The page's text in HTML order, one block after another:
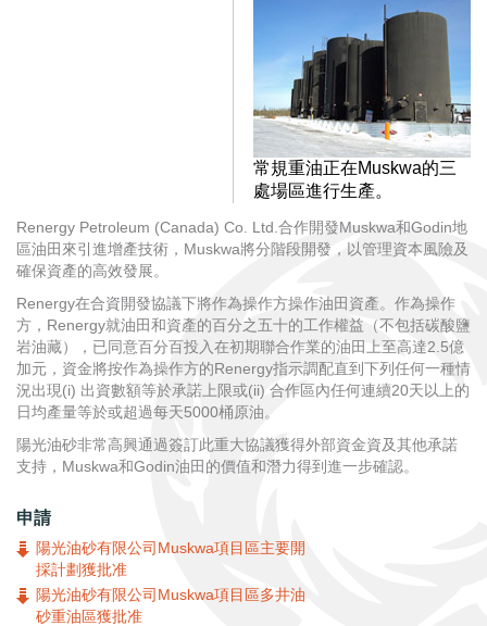
常規重油正在Muskwa的三
處場區進行生產。
Renergy Petroleum (Canada) Co. Ltd.合作開發Muskwa和Godin地
區油田來引進增產技術，Muskwa將分階段開發，以管理資本風險及
確保資產的高效發展。
Renergy在合資開發協議下將作為操作方操作油田資產。作為操作
方，Renergy就油田和資產的百分之五十的工作權益（不包括碳酸鹽
岩油藏），已同意百分百投入在初期聯合作業的油田上至高達2.5億
加元，資金將按作為操作方的Renergy指示調配直到下列任何一種情
況出現(i) 出資數額等於承諾上限或(ii) 合作區內任何連續20天以上的
日均產量等於或超過每天5000桶原油。
陽光油砂非常高興通過簽訂此重大協議獲得外部資金資及其他承諾
支持，Muskwa和Godin油田的價值和潛力得到進一步確認。
申請
陽光油砂有限公司Muskwa項目區主要開
採計劃獲批准
陽光油砂有限公司Muskwa項目區多井油
砂重油區獲批准